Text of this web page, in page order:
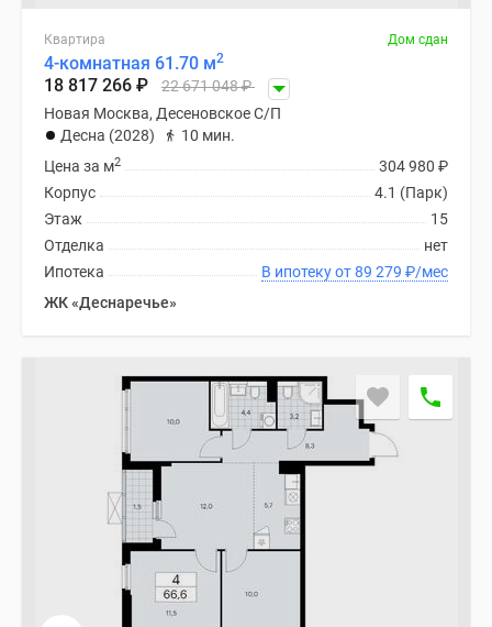
Экспертиза
новостроек
Эксперты
авторы
проекте
Контакты
Реклама
Квартира Дом сдан
4-комнатная 61.70 м2
18 817 266 ₽ 22 671 048₽
Новая Москва, Десеновское С/П
Десна (2028)
10 мин.
304 980 ₽
Цена за м2
4.1 (Парк)
Корпус
15
Этаж
нет
Отделка
В ипотеку от 89 279 ₽/мес
Ипотека
ЖК «Деснаречье»